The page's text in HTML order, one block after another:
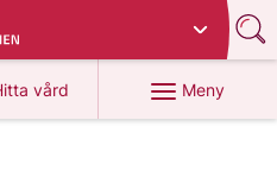
vård
på 1177.se
Meny